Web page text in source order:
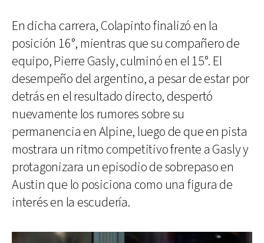
En dicha carrera, Colapinto finalizó en la
posición 16°, mientras que su compañero de
equipo, Pierre Gasly, culminó en el 15°. El
desempeño del argentino, a pesar de estar por
detrás en el resultado directo, despertó
nuevamente los rumores sobre su
permanencia en Alpine, luego de que en pista
mostrara un ritmo competitivo frente a Gasly y
protagonizara un episodio de sobrepaso en
Austin que lo posiciona como una figura de
interés en la escudería.